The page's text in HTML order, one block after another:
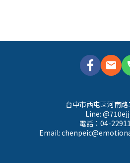
mail
台中市西屯區河南
Line:
電話：04-
Email: